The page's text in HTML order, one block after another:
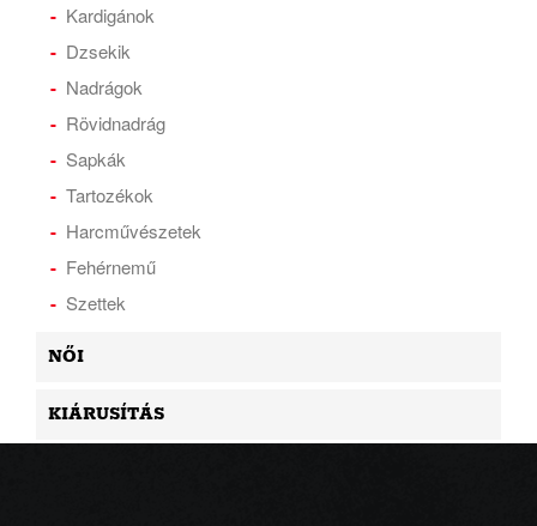
Kardigánok
Dzsekik
Nadrágok
Rövidnadrág
Sapkák
Tartozékok
Harcművészetek
Fehérnemű
Szettek
NŐI
KIÁRUSÍTÁS